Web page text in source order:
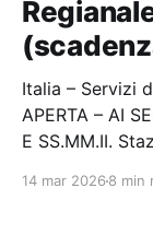
Italia – Servizi
APERTA – AI
E SS.MM.II.
14 mar 2026 8 min